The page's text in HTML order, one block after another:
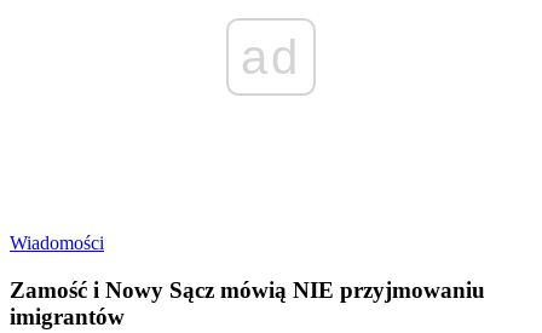
ad
Wiadomości
Zamość i Nowy Sącz mówią NIE przyjmowaniu
imigrantów